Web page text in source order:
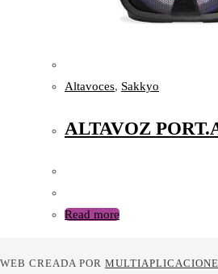
Altavoces, Sakkyo
ALTAVOZ
Read more
WEB CREADA POR